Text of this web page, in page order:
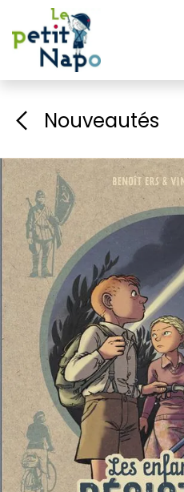
Se rendre au contenu
Nouveautés